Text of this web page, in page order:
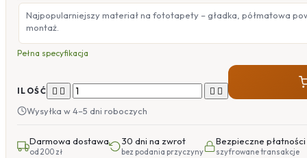
Najpopularniejszy materiał na fototapety – gładka, półmatowa
montaż.
Pełna specyfikacja
ILOŚĆ    
Wysyłka w 4–5 dni roboczych
Darmowa dostawa
od 200 zł
30 dni na zwrot
bez podania przyczyny
Bezpieczne płatności
szyfrowane transakcje